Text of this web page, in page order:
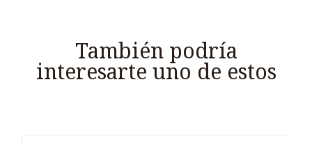
También podría
interesarte uno de estos